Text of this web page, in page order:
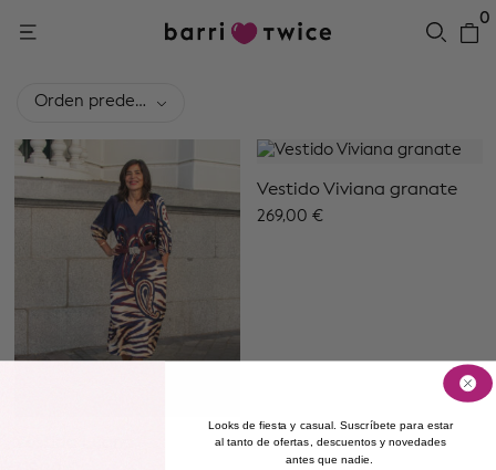
0
Orden predeterminado
Vestido Viviana granate
269,00 €
Looks de fiesta y casual. Suscríbete para estar
al tanto de ofertas, descuentos y novedades
antes que nadie.